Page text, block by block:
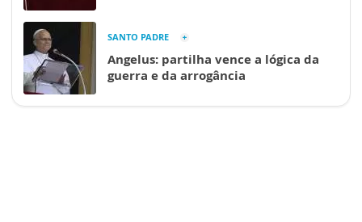
SANTO PADRE
Angelus: partilha vence a lógica da
guerra e da arrogância